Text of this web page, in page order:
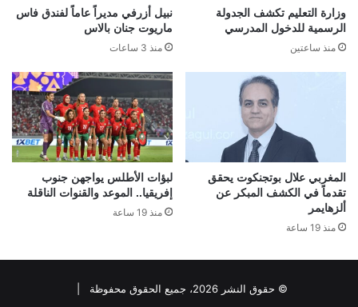
وزارة التعليم تكشف الجدولة
الرسمية للدخول المدرسي
منذ ساعتين
نبيل أزرفي مديراً عاماً لفندق فاس
ماريوت جنان بالاس
منذ 3 ساعات
المغربي علال بوتجنكوت يحقق
تقدماً في الكشف المبكر عن
ألزهايمر
منذ 19 ساعة
لبؤات الأطلس يواجهن جنوب
إفريقيا.. الموعد والقنوات الناقلة
منذ 19 ساعة
© حقوق النشر 2026، جميع الحقوق محفوظة |